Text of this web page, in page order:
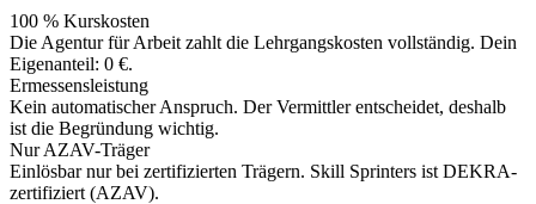
100 % Kurskosten
Die Agentur für Arbeit zahlt die Lehrgangskosten vollständig. Dein
Eigenanteil: 0 €.
Ermessensleistung
Kein automatischer Anspruch. Der Vermittler entscheidet, deshalb
ist die Begründung wichtig.
Nur AZAV-Träger
Einlösbar nur bei zertifizierten Trägern. Skill Sprinters ist DEKRA-
zertifiziert (AZAV).